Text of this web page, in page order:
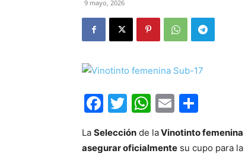
9 mayo, 2026
Facebook
Twitter
WhatsApp
Email
La Selección de laVinotinto femenina
asegurar oficialmente su cupo para la